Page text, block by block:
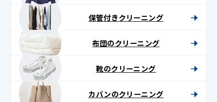
保管付きクリーニング
布団のクリーニング
靴のクリーニング
カバンのクリーニング